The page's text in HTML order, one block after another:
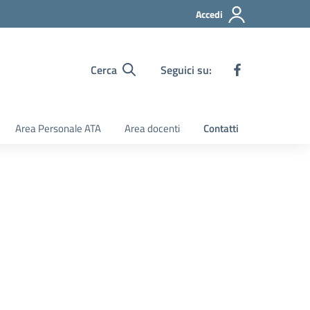
Accedi
Cerca Seguici su:
Area Personale ATA Area docenti Contatti